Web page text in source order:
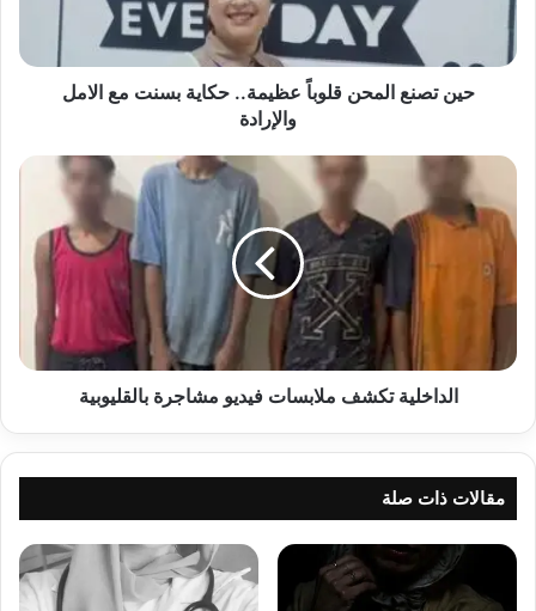
بسنت
مع
الامل
والإرادةحين تصنع المحن قلوباً عظيمة.. حكاية بسنت مع الامل
والإرادة
الداخلية
تكشف
ملابسات
فيديو
مشاجرة
الداخلية تكشف ملابسات فيديو مشاجرة بالقليوبية
مقالات ذات صلة